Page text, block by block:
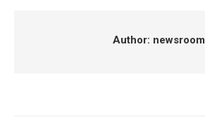
Author: newsroom